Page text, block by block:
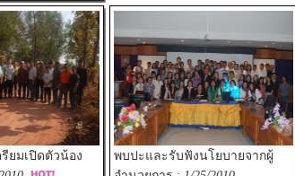
ยมเปิดตัวน้อง
พบปะและรับฟังนโยบายจากผู้